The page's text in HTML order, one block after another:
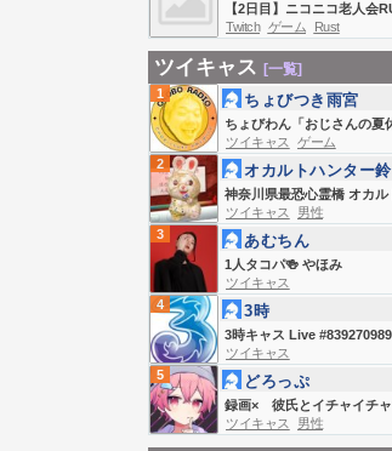
【2日目】ニコニコ老人会
番、ソロで優勝＆MVPを目
Twitch ゲーム Rust
ツイキャス [一覧]
1
ちょびわん「おじさんの夏
おこぼレイディオ
ちょびつき雨宮
ツイキャス
ゲーム
2
神奈川県最恐心霊橋 オカル
ー鈴木大輔
オカルトハンター鈴
木大輔
ツイキャス
男性
3
1人タコパ🍻 やほみ
あむちん
ツイキャス
4
3時キャス Live #839270989
3時
ツイキャス
5
録画× 彼氏とイチャイチャ
初見さん軽率に推してくだ
どろっぷ
@STPRBOYS
ツイキャス 男性